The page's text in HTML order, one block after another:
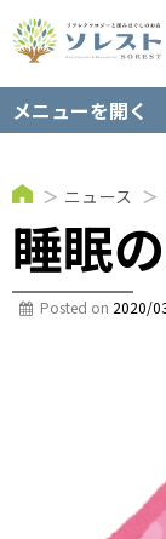
メニューを開く
＞ ニュース ＞
睡眠
Posted on 2020/